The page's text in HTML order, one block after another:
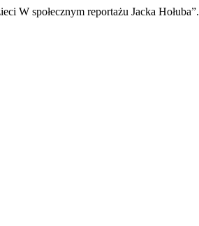
W społecznym reportażu Jacka Hołuba”.